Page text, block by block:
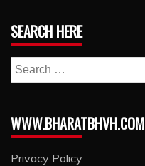
SEARCH HERE
Search
for:
WWW.BHARATBHVH.COM
Privacy Policy